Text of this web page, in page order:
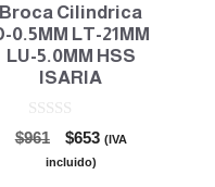
Broca Cilindrica
0.5MM LT-21MM
LU-5.0MM HSS
ISARIA
0
d
$961
El
precio
$653El(IVA
incluido)